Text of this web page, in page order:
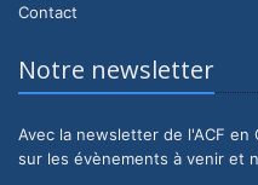
Contact
Notre newsletter
Avec la newsletter de l'ACF en
sur les évènements à venir et